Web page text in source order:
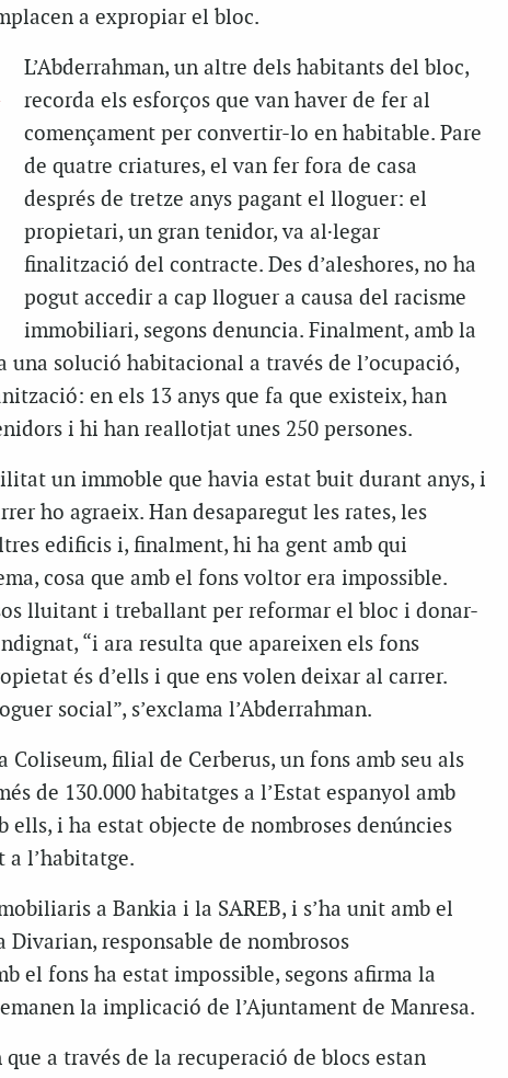
a expropiar el bloc.
L’Abderrahman, un altre dels habitants del bloc,
recorda els esforços que van haver de fer al
començament per convertir-lo en habitable. Pare
de quatre criatures, el van fer fora de casa
després de tretze anys pagant el lloguer: el
propietari, un gran tenidor, va al·legar
finalització del contracte. Des d’aleshores, no ha
pogut accedir a cap lloguer a causa del racisme
immobiliari, segons denuncia. Finalment, amb la
una solució habitacional a través de l’ocupació,
en els 13 anys que fa que existeix, han
i hi han reallotjat unes 250 persones.
un immoble que havia estat buit durant anys, i
ho agraeix. Han desaparegut les rates, les
edificis i, finalment, hi ha gent amb qui
cosa que amb el fons voltor era impossible.
lluitant i treballant per reformar el bloc i donar-
“i ara resulta que apareixen els fons
és d’ells i que ens volen deixar al carrer.
social”, s’exclama l’Abderrahman.
filial de Cerberus, un fons amb seu als
de 130.000 habitatges a l’Estat espanyol amb
ells, i ha estat objecte de nombroses denúncies
l’habitatge.
a Bankia i la SAREB, i s’ha unit amb el
responsable de nombrosos
el fons ha estat impossible, segons afirma la
la implicació de l’Ajuntament de Manresa.
a través de la recuperació de blocs estan